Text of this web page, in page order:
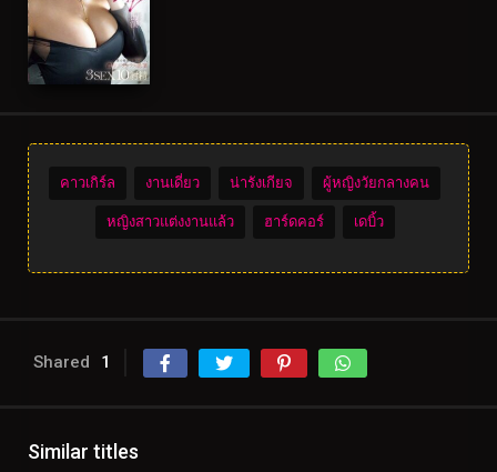
คาวเกิร์ล งานเดี่ยว น่ารังเกียจ ผู้หญิงวัยกลางคน
หญิงสาวแต่งงานแล้ว ฮาร์ดคอร์ เดบิ้ว
Shared 1
Similar titles